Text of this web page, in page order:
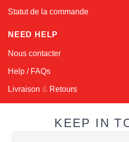
Statut de la commande
NEED HELP
Nous contacter
Help / FAQs
Livraison & Retours
KEEP IN
Adresse email